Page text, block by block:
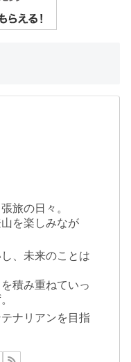
旅の日々。
を楽しみなが
、未来のことは
積み重ねていっ
ナリアンを目指